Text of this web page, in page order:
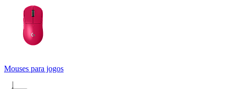
Mouses para jogos